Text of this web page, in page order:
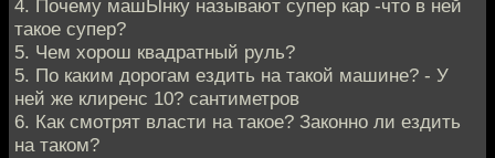
4. Почему машЫнку называют супер кар -что в ней
такое супер?
5. Чем хорош квадратный руль?
5. По каким дорогам ездить на такой машине? - У
ней же клиренс 10? сантиметров
6. Как смотрят власти на такое? Законно ли ездить
на таком?